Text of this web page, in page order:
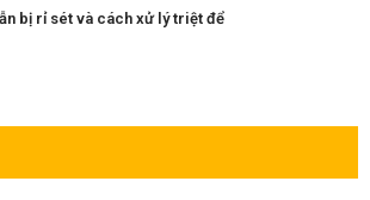
bị rỉ sét và cách xử lý triệt để